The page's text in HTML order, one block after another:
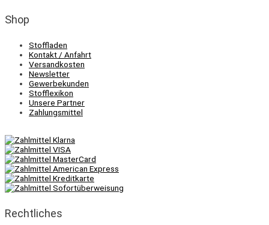
Shop
Stoffladen
Kontakt / Anfahrt
Versandkosten
Newsletter
Gewerbekunden
Stofflexikon
Unsere Partner
Zahlungsmittel
Rechtliches